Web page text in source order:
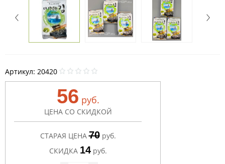
Артикул: 20420
56 руб.
ЦЕНА СО СКИДКОЙ
СТАРАЯ ЦЕНА 70 руб.
СКИДКА 14 руб.